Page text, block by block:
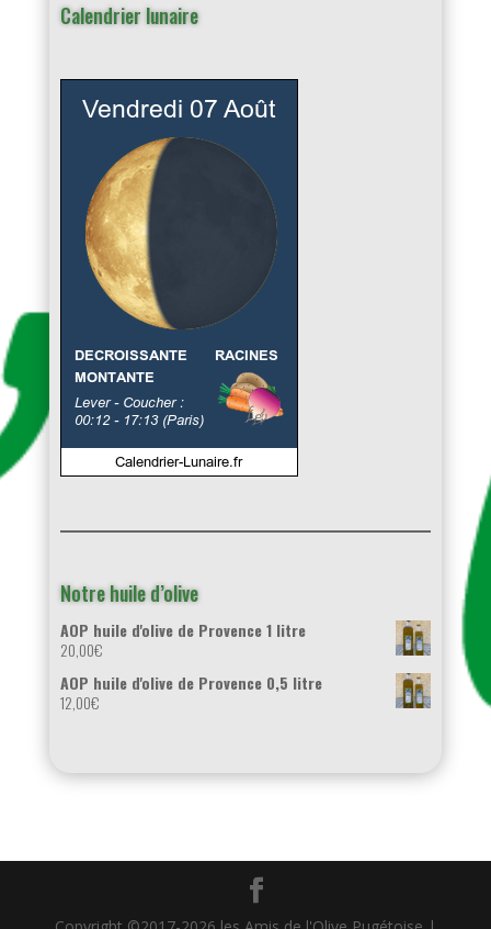
Calendrier lunaire
Notre huile d’olive
AOP huile d'olive de Provence 1 litre
20,00€
AOP huile d'olive de Provence 0,5 litre
12,00€